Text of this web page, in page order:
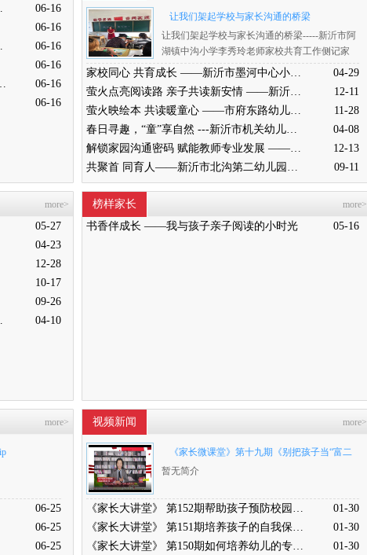
龙舟活动
06-16
06-16
进仪式
06-16
06-16
开展端午主题民俗活动
06-16
06-16
让我们架起学校与家长沟通的桥梁
让我们架起学校与家长沟通的桥梁-----新沂市阿
湖镇中沟小学李秀玲老师家校共育工作侧记家
校合作，加强沟通。我们农村的家长，平时自
针对此现象，趁着大多数家长外出打工回来农
忙之际，新沂市阿湖镇中沟小学五（2）班李秀
玲老师召开了一次家长会。
家校同心 共育成长 ——新沂市墨河中心小学五六年级家长会
04-29
萤火点亮阅读路 亲子共读新安情 ——新沂市新安幼儿园“萤火虫亲子共读”活动走进市图书馆
12-11
萤火映绘本 共读暖童心 ——市府东路幼儿园亲子共读活动纪实
11-28
春日寻趣，“童”享自然 ---新沂市机关幼儿园亲子春游活动
04-08
解锁家园沟通密码 赋能教师专业发展 ——新沂市市府路幼儿园家园沟通技巧专题研讨活动
12-13
共聚首 同育人——新沂市北沟第二幼儿园举办家长学校开学周活动
09-11
more>
05-27
04-23
12-28
10-17
09-26
学侧记
04-10
榜样家长 more>
书香伴成长 ——我与孩子亲子阅读的小时光 05-16
more>
06-25
06-25
06-25
视频新闻 more>
《家长微课堂》第十九期《别把孩子当“富二
代”教养》
暂无简介
《家长大讲堂》 第152期帮助孩子预防校园欺凌
01-30
《家长大讲堂》 第151期培养孩子的自我保护意识
01-30
《家长大讲堂》 第150期如何培养幼儿的专注力
01-30